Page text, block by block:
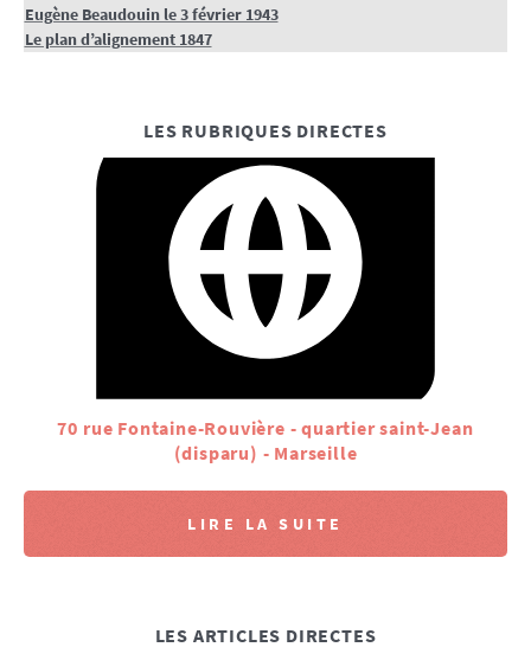
Eugène Beaudouin le 3 février 1943
Le plan d’alignement 1847
LES RUBRIQUES DIRECTES
70 rue Fontaine-Rouvière - quartier saint-Jean
(disparu) - Marseille
LIRE LA SUITE
LES ARTICLES DIRECTES